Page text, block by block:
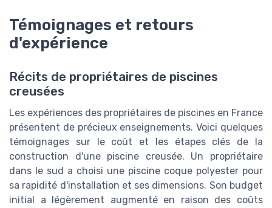
Témoignages et retours
d'expérience
Récits de propriétaires de piscines
creusées
Les expériences des propriétaires de piscines en France
présentent de précieux enseignements. Voici quelques
témoignages sur le coût et les étapes clés de la
construction d'une piscine creusée. Un propriétaire
dans le sud a choisi une piscine coque polyester pour
sa rapidité d'installation et ses dimensions. Son budget
initial a légèrement augmenté en raison des coûts